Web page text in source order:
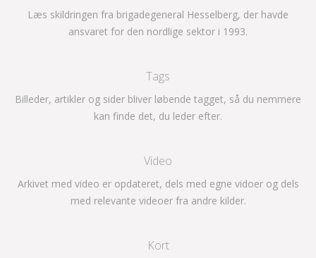
Læs skildringen fra brigadegeneral Hesselberg, der havde
ansvaret for den nordlige sektor i 1993.
Tags
Billeder, artikler og sider bliver løbende tagget, så du nemmere
kan finde det, du leder efter.
Video
Arkivet med video er opdateret, dels med egne vidoer og dels
med relevante videoer fra andre kilder.
Kort